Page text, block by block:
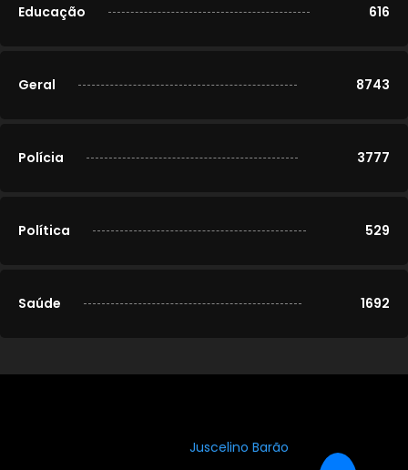
Educação 616
Geral 8743
Polícia 3777
Política 529
Saúde 1692
Juscelino Barão